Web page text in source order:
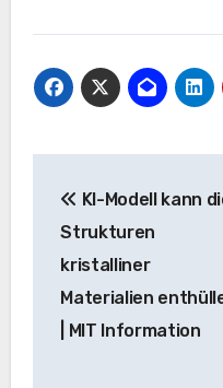
Navigation
KI-Modell kann
Strukturen
kristalliner
Materialien
| MIT Information